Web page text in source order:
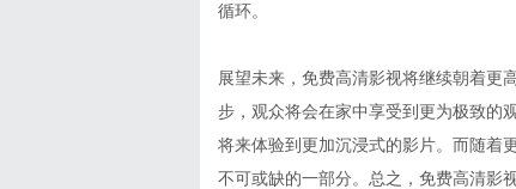
循环。
展望未来，免费高清影视将继续朝着更
步，观众将会在家中享受到更为极致的
将来体验到更加沉浸式的影片。而随着
不可或缺的一部分。总之，免费高清影